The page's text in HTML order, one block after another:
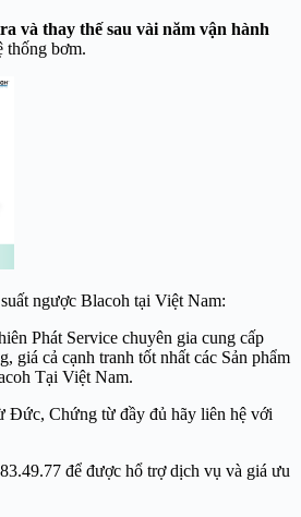
và thay thế sau vài năm vận hành
thống bơm.
ngược Blacoh tại Việt Nam:
Phát Service chuyên gia cung cấp
giá cả cạnh tranh tốt nhất các Sản phẩm
Tại Việt Nam.
Đức, Chứng từ đầy đủ hãy liên hệ với
để được hổ trợ dịch vụ và giá ưu